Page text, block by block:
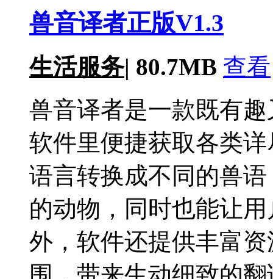
兽音译者正版V1.3
生活服务| 80.7MB 查看
兽音译者是一款既有
软件里便捷获取各类
语言转换成不同的兽
的动物，同时也能让
外，软件还提供丰富